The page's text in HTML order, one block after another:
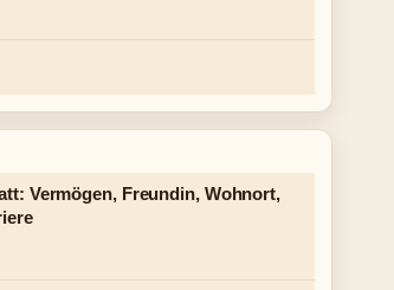
Vermögen, Freundin, Wohnort,